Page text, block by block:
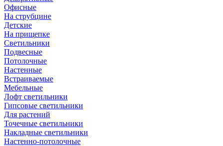
Офисные
На струбцине
Детские
На прищепке
Светильники
Подвесные
Потолочные
Настенные
Встраиваемые
Мебельные
Лофт светильники
Гипсовые светильники
Для растений
Точечные светильники
Накладные светильники
Настенно-потолочные